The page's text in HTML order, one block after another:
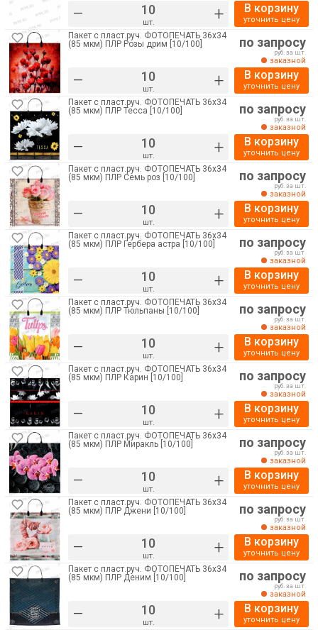
– шт. + В корзину
уточнить цену
Пакет с пласт.руч. ФОТОПЕЧАТЬ 36х34
(85 мкм) ПЛР Розы дрим [10/100]
– шт. +
по запросу
руб. за шт.
заказной
В корзину
уточнить цену
Пакет с пласт.руч. ФОТОПЕЧАТЬ 36х34
(85 мкм) ПЛР Тесса [10/100]
– шт. +
по запросу
руб. за шт.
заказной
В корзину
уточнить цену
Пакет с пласт.руч. ФОТОПЕЧАТЬ 36х34
(85 мкм) ПЛР Семь роз [10/100]
– шт. +
по запросу
руб. за шт.
заказной
В корзину
уточнить цену
Пакет с пласт.руч. ФОТОПЕЧАТЬ 36х34
(85 мкм) ПЛР Гербера астра [10/100]
– шт. +
по запросу
руб. за шт.
заказной
В корзину
уточнить цену
Пакет с пласт.руч. ФОТОПЕЧАТЬ 36х34
(85 мкм) ПЛР Тюльпаны [10/100]
– шт. +
по запросу
руб. за шт.
заказной
В корзину
уточнить цену
Пакет с пласт.руч. ФОТОПЕЧАТЬ 36х34
(85 мкм) ПЛР Карин [10/100]
– шт. +
по запросу
руб. за шт.
заказной
В корзину
уточнить цену
Пакет с пласт.руч. ФОТОПЕЧАТЬ 36х34
(85 мкм) ПЛР Миракль [10/100]
– шт. +
по запросу
руб. за шт.
заказной
В корзину
уточнить цену
Пакет с пласт.руч. ФОТОПЕЧАТЬ 36х34
(85 мкм) ПЛР Джени [10/100]
– шт. +
по запросу
руб. за шт.
заказной
В корзину
уточнить цену
Пакет с пласт.руч. ФОТОПЕЧАТЬ 36х34
(85 мкм) ПЛР Деним [10/100]
– шт. +
по запросу
руб. за шт.
заказной
В корзину
уточнить цену